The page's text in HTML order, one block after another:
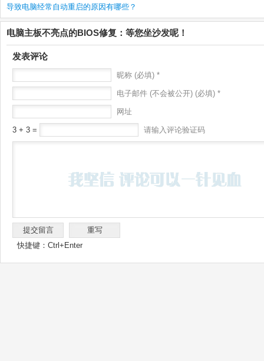
导致电脑经常自动重启的原因有哪些？
电脑主板不亮点的BIOS修复：等您坐沙发呢！
发表评论
昵称 (必填) *
电子邮件 (不会被公开) (必填) *
网址
3 + 3 = 请输入评论验证码
快捷键：Ctrl+Enter